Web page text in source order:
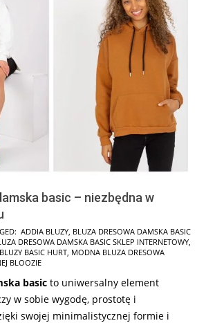
basic – niezbędna w
ADDIA BLUZY, BLUZA DRESOWA DAMSKA BASIC
DRESOWA DAMSKA BASIC SKLEP INTERNETOWY,
BASIC HURT, MODNA BLUZA DRESOWA
BLOOZIE
basic to uniwersalny element
w sobie wygodę, prostotę i
swojej minimalistycznej formie i